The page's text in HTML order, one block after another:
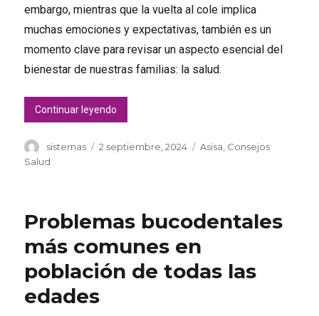
embargo, mientras que la vuelta al cole implica
muchas emociones y expectativas, también es un
momento clave para revisar un aspecto esencial del
bienestar de nuestras familias: la salud.
Continuar leyendo
Autor
sistemas
Publicado
2 septiembre, 2024 Categorías
Asisa, Consejos
Salud
Problemas bucodentales
más comunes en
población de todas las
edades